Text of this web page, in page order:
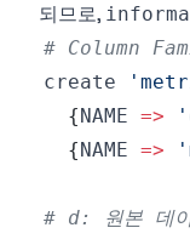
되므로,
# Column
create
{NAME =>
{NAME =>
# d: 원본 데